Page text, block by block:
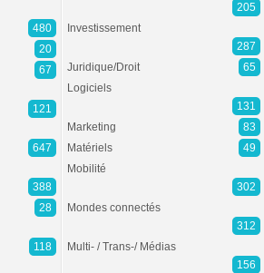
480
20
67
121
647
388
28
118
205
Investissement
287
Juridique/Droit
65
Logiciels
131
Marketing
83
Matériels
49
Mobilité
302
Mondes connectés
312
Multi- / Trans-/ Médias
156